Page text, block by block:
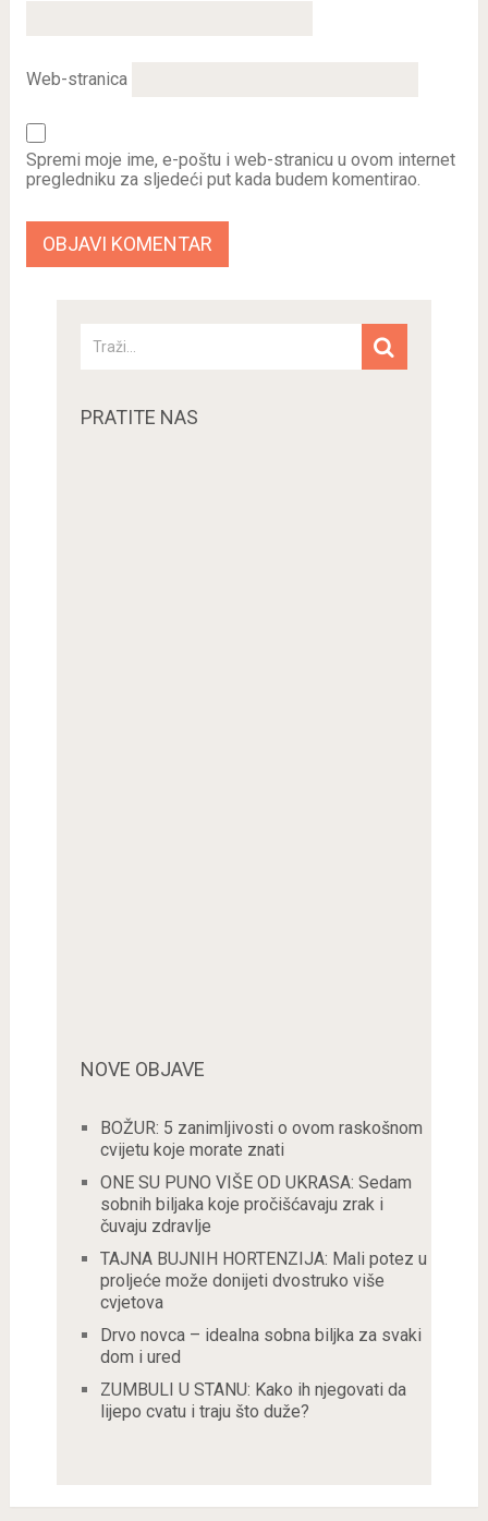
Web-stranica
Spremi moje ime, e-poštu i web-stranicu u ovom internet
pregledniku za sljedeći put kada budem komentirao.
PRATITE NAS
NOVE OBJAVE
BOŽUR: 5 zanimljivosti o ovom raskošnom
cvijetu koje morate znati
ONE SU PUNO VIŠE OD UKRASA: Sedam
sobnih biljaka koje pročišćavaju zrak i
čuvaju zdravlje
TAJNA BUJNIH HORTENZIJA: Mali potez u
proljeće može donijeti dvostruko više
cvjetova
Drvo novca – idealna sobna biljka za svaki
dom i ured
ZUMBULI U STANU: Kako ih njegovati da
lijepo cvatu i traju što duže?